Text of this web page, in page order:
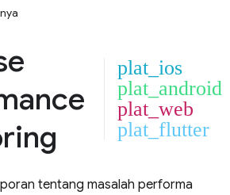
plat_ios
plat_android
plat_web
plat_flutter
tentang masalah performa